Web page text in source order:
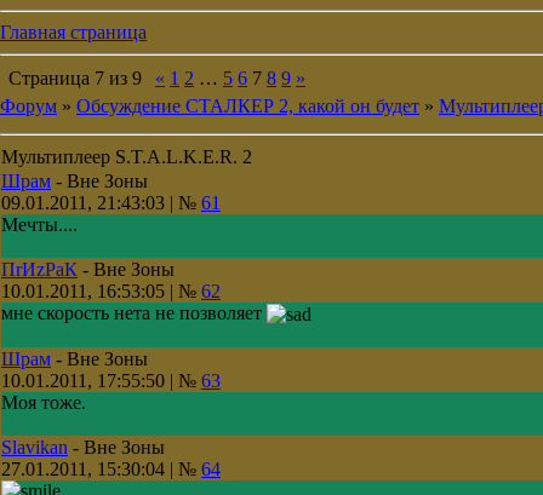
Главная страница
Страница 7 из 9 « 1 2 … 5 6 7 8 9 »
Форум » Обсуждение СТАЛКЕР 2, какой он будет »
Мультиплеер S.T.A.L.K.E.R. 2
Шрам - Вне Зоны
09.01.2011, 21:43:03 | № 61
Мечты....
ПrИzРaК - Вне Зоны
10.01.2011, 16:53:05 | № 62
мне скорость нета не позволяет
Шрам - Вне Зоны
10.01.2011, 17:55:50 | № 63
Моя тоже.
Slavikan - Вне Зоны
27.01.2011, 15:30:04 | № 64